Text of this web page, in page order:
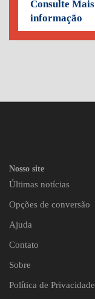
Consulte Mais
informação
Nosso site
Últimas notícias
Opções de conversão
Ajuda
Contato
Sobre
Política de Privacidade